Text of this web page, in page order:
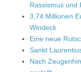
Rassismus und
3,74 Millionen
Windeck
Eine neue
Sankt
Nach